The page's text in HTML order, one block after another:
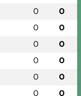
0 0
0 0
0 0
0 0
0 0
0 0